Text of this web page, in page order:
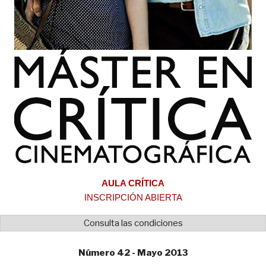
AULA CRÍTICA
INSCRIPCIÓN ABIERTA
Consulta las condiciones
Número 42 - Mayo 2013